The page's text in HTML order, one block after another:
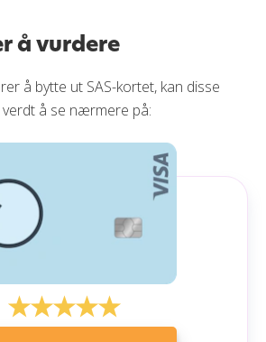
å vurdere
å bytte ut SAS-kortet, kan disse
å se nærmere på: